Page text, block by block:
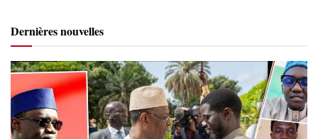
Dernières nouvelles